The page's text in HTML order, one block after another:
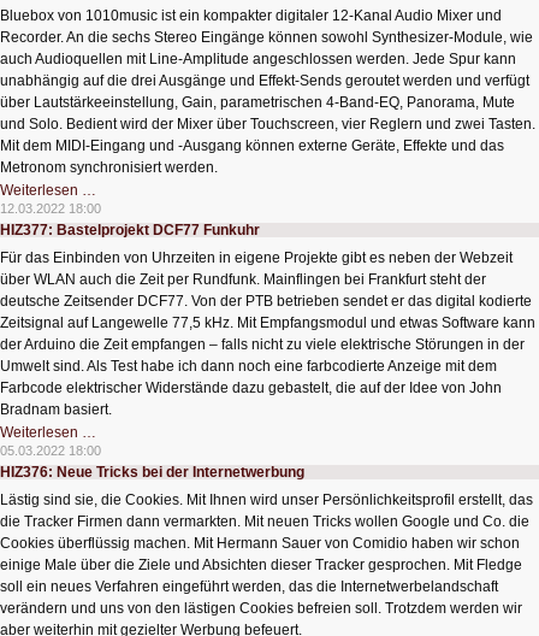
Dinge“
Bluebox von 1010music ist ein kompakter digitaler 12-Kanal Audio Mixer und
Recorder. An die sechs Stereo Eingänge können sowohl Synthesizer-Module, wie
auch Audioquellen mit Line-Amplitude angeschlossen werden. Jede Spur kann
unabhängig auf die drei Ausgänge und Effekt-Sends geroutet werden und verfügt
über Lautstärkeeinstellung, Gain, parametrischen 4-Band-EQ, Panorama, Mute
und Solo. Bedient wird der Mixer über Touchscreen, vier Reglern und zwei Tasten.
Mit dem MIDI-Eingang und -Ausgang können externe Geräte, Effekte und das
Metronom synchronisiert werden.
Weiterlesen …
Kompakter
Digitalmischer
und
12.03.2022 18:00
HIZ377: Bastelprojekt DCF77 Funkuhr
Für das Einbinden von Uhrzeiten in eigene Projekte gibt es neben der Webzeit
über WLAN auch die Zeit per Rundfunk. Mainflingen bei Frankfurt steht der
deutsche Zeitsender DCF77. Von der PTB betrieben sendet er das digital kodierte
Zeitsignal auf Langewelle 77,5 kHz. Mit Empfangsmodul und etwas Software kann
der Arduino die Zeit empfangen – falls nicht zu viele elektrische Störungen in der
Umwelt sind. Als Test habe ich dann noch eine farbcodierte Anzeige mit dem
Farbcode elektrischer Widerstände dazu gebastelt, die auf der Idee von John
Bradnam basiert.
Weiterlesen …
Bastelprojekt
DCF77
Funkuhr
05.03.2022 18:00
HIZ376: Neue Tricks bei der Internetwerbung
Lästig sind sie, die Cookies. Mit Ihnen wird unser Persönlichkeitsprofil erstellt, das
die Tracker Firmen dann vermarkten. Mit neuen Tricks wollen Google und Co. die
Cookies überflüssig machen. Mit Hermann Sauer von Comidio haben wir schon
einige Male über die Ziele und Absichten dieser Tracker gesprochen. Mit Fledge
soll ein neues Verfahren eingeführt werden, das die Internetwerbelandschaft
verändern und uns von den lästigen Cookies befreien soll. Trotzdem werden wir
aber weiterhin mit gezielter Werbung befeuert.